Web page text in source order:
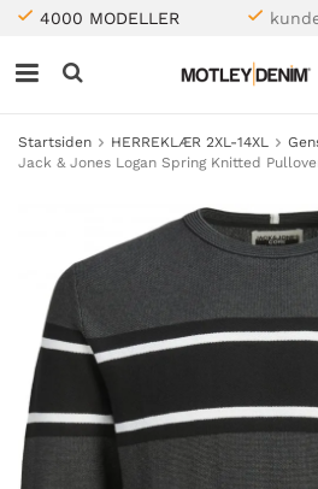
4000 MODELLER
Startsiden HERREKLÆR 2XL-14XL
Jack & Jones Logan Spring Knitted